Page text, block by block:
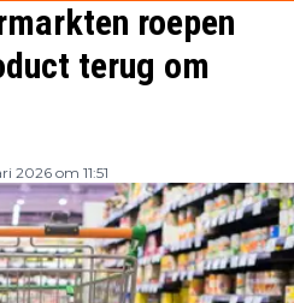
roepen
terug om
2026 om 11:51